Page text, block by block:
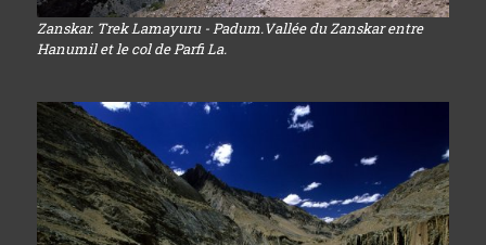
Zanskar. Trek Lamayuru - Padum.Vallée du Zanskar entre
Hanumil et le col de Parfi La.